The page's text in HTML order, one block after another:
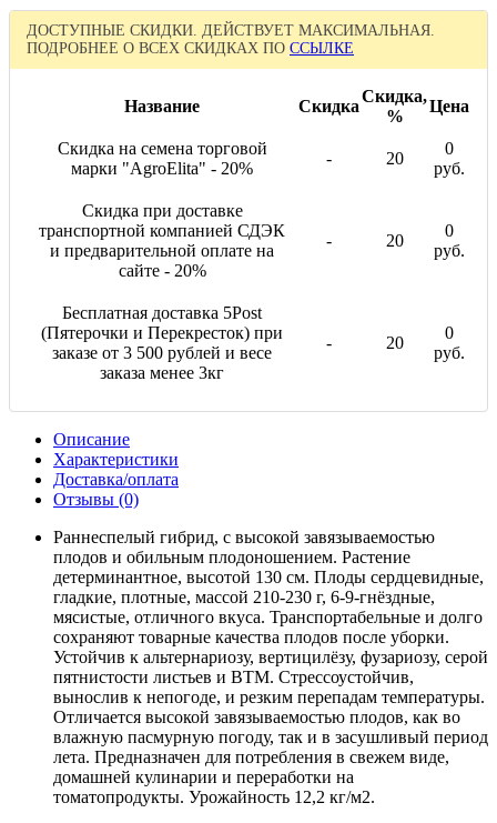
ДОСТУПНЫЕ СКИДКИ. ДЕЙСТВУЕТ МАКСИМАЛЬНАЯ.
ПОДРОБНЕЕ О ВСЕХ СКИДКАХ ПО ССЫЛКЕ
Название Скидка
Скидка,
%
Цена
Скидка на семена торговой
марки "AgroElita" - 20%
- 20
0
руб.
Скидка при доставке
транспортной компанией СДЭК
и предварительной оплате на
сайте - 20%
- 20
0
руб.
Бесплатная доставка 5Post
(Пятерочки и Перекресток) при
заказе от 3 500 рублей и весе
заказа менее 3кг
- 20
0
руб.
Описание
Характеристики
Доставка/оплата
Отзывы (0)
Раннеспелый гибрид, с высокой завязываемостью
плодов и обильным плодоношением. Растение
детерминантное, высотой 130 см. Плоды сердцевидные,
гладкие, плотные, массой 210-230 г, 6-9-гнёздные,
мясистые, отличного вкуса. Транспортабельные и долго
сохраняют товарные качества плодов после уборки.
Устойчив к альтернариозу, вертицилёзу, фузариозу, серой
пятнистости листьев и ВТМ. Стрессоустойчив,
вынослив к непогоде, и резким перепадам температуры.
Отличается высокой завязываемостью плодов, как во
влажную пасмурную погоду, так и в засушливый период
лета. Предназначен для потребления в свежем виде,
домашней кулинарии и переработки на
томатопродукты. Урожайность 12,2 кг/м2.